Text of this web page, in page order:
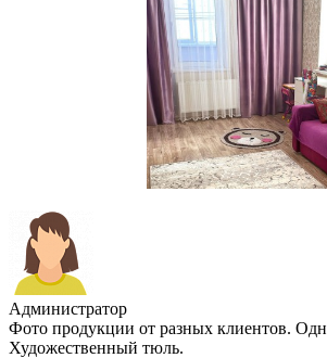
Администратор
Фото продукции от разных клиентов.
Художественный тюль.